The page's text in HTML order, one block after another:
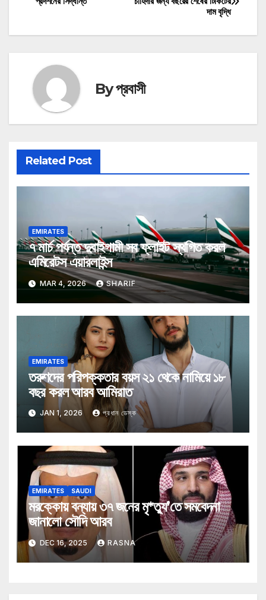
দাম বৃদ্ধি
Byপ্রবাসী
Related Post
EMIRATES
৭ মার্চ পর্যন্ত দুবাইগামী সব ফ্লাইট স্থগিত করল
এমিরেটস এয়ারলাইন্স
MAR 4, 2026 SHARIF
EMIRATES
তরুণদের পরিপক্কতার বয়স ২১ থেকে নামিয়ে ১৮
বছর করল আরব আমিরাত
JAN 1, 2026 প্রধান ডেস্ক
EMIRATES SAUDI
মরক্কোয় বন্যায় ৩৭ জনের মৃ*ত্যু’তে সমবেদনা
জানালো সৌদি আরব
DEC 16, 2025 RASNA